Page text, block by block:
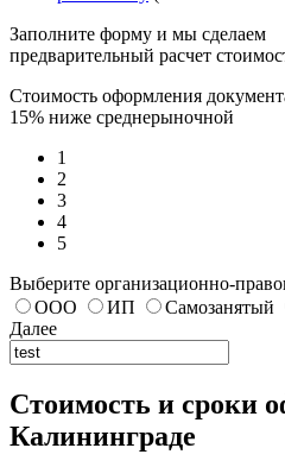
Заполните форму и мы сделаем
предварительный расчет
Стоимость оформления
15% ниже среднерыночной
1
2
3
4
5
Выберите организационно-
ООО
ИП Самозанятый
Далее
Стоимость и сроки
Калининграде